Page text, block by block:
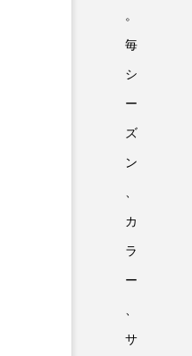
。
毎
シ
ー
ズ
ン
カ
ラ
ー
サ